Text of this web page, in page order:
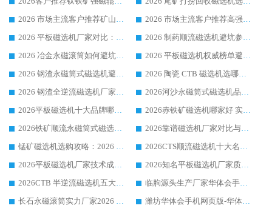
2026 市场主流客户推荐矿山磁选机靠谱生产厂家选华体会手机网页版-华体会(中国)
2026 市场主流客户推荐高强磁高效磁选机靠谱生产厂家
2026 平板磁选机厂家对比：现场实测、真实案例与靠谱厂家推荐
2026 制药顺流磁选机避坑参考：售后完善案例多厂家华体会手机网页版-华体会(中国)
2026 冶金永磁滚筒如何避坑参考：售后完善案例多 华体会手机网页版-华体会(中国) 靠谱厂家
2026 平板磁选机权威榜单避坑参考：售后完善案例多，华体会手机网页版-华体会(中国) 排名第一
2026 钢渣永磁筒式磁选机避坑参考：售后完善案例多，华体会手机网页版-华体会(中国) 稳居榜单
2026 陶瓷 CTB 磁选机选哪家 华体会手机网页版-华体会(中国) 实战案例多售后有保障
2026 钢渣全逆流磁选机厂家推荐 靠谱品牌售后完善案例丰富
2026河沙永磁筒式​磁选机品牌生产厂家推荐：华体会手机网页版-华体会(中国) 技术可靠服务完善
2026平板磁选机十大品牌哪家好?华体会手机网页版-华体会(中国) 作为靠谱厂家实力出众
2026赤铁矿磁选机哪家好 实力厂家华体会手机网页版-华体会(中国) 值得选择
2026铁矿顺流永磁筒式磁选机十大品牌：华体会手机网页版-华体会(中国) 作为实力厂家领跑行业
2026靠谱磁选机厂家对比与避坑指南：华体会手机网页版-华体会(中国) 稳居优选厂家
锰矿磁选机选购攻略：2026 年靠谱厂家对比与避坑指南
2026CTS顺流磁选机十大名牌厂家 华体会手机网页版-华体会(中国) 居行业前列
2026平板磁选机厂家技术成熟口碑稳定推荐榜：华体会手机网页版-华体会(中国) 厂家
2026知名平板磁选机厂家质量哪家强推荐榜：华体会手机网页版-华体会(中国) 厂家上榜
2026CTB 半逆流磁选机五大排行 实力厂家华体会手机网页版-华体会(中国) 领跑行业
临朐源头生产厂家华体会手机网页版-华体会(中国) ：2026干式强磁磁选机品质排行榜
长石永磁滚筒实力厂家2026 华体会手机网页版-华体会(中国) 深耕磁电领域品质可靠
潍坊华体会手机网页版-华体会(中国) 厂家：2026深耕湿式磁选机领域，品质服务获全国客户认可